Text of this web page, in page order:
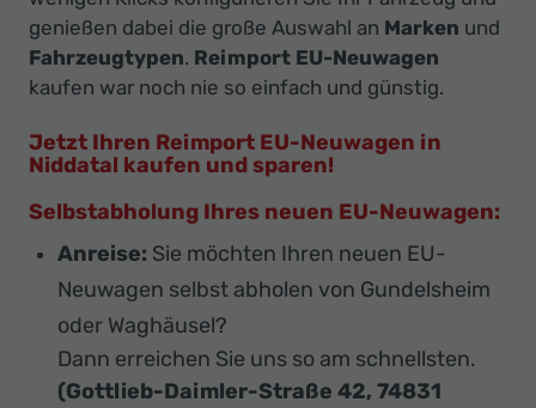
genießen dabei die große Auswahl an Marken und
Fahrzeugtypen. Reimport EU-Neuwagen
kaufen war noch nie so einfach und günstig.
Jetzt Ihren Reimport EU-Neuwagen in
Niddatal kaufen und sparen!
Selbstabholung Ihres neuen EU-Neuwagen:
Anreise: Sie möchten Ihren neuen EU-
Neuwagen selbst abholen von Gundelsheim
oder Waghäusel?
Dann erreichen Sie uns so am schnellsten.
(Gottlieb-Daimler-Straße 42, 74831